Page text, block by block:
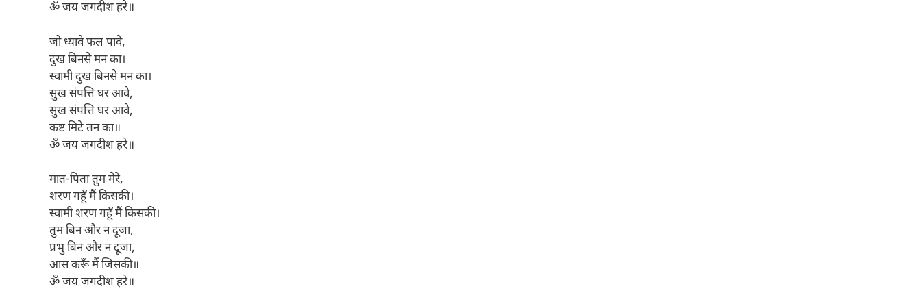
ॐ जय जगदीश हरे॥
जो ध्यावे फल पावे,
दुख बिनसे मन का।
स्वामी दुख बिनसे मन का।
सुख संपत्ति घर आवे,
सुख संपत्ति घर आवे,
कष्ट मिटे तन का॥
ॐ जय जगदीश हरे॥
मात-पिता तुम मेरे,
शरण गहूँ मैं किसकी।
स्वामी शरण गहूँ मैं किसकी।
तुम बिन और न दूजा,
प्रभु बिन और न दूजा,
आस करूँ मैं जिसकी॥
ॐ जय जगदीश हरे॥